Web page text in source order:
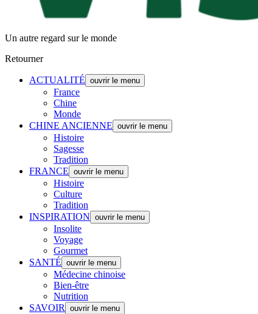
Un autre regard sur le monde
Retourner
ACTUALITÉ ouvrir le menu
France
Chine
Monde
CHINE ANCIENNE ouvrir le menu
Histoire
Sagesse
Tradition
FRANCE ouvrir le menu
Histoire
Culture
Tradition
INSPIRATION ouvrir le menu
Insolite
Voyage
Gourmet
SANTÉ ouvrir le menu
Médecine chinoise
Bien-être
Nutrition
SAVOIR
ouvrir le menu